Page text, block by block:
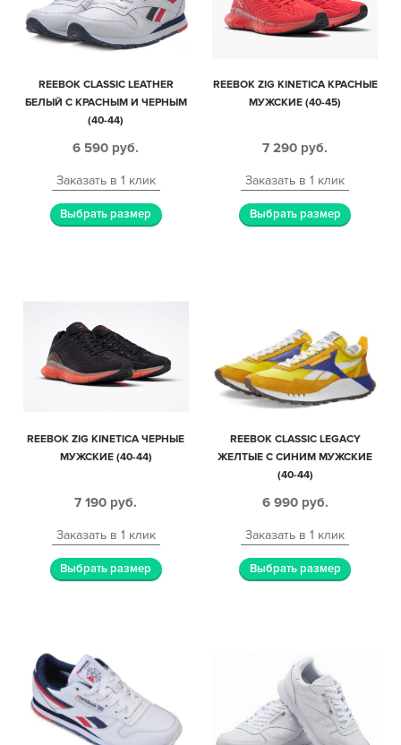
REEBOK CLASSIC LEATHER
БЕЛЫЙ С КРАСНЫМ И ЧЕРНЫМ
(40-44)
6 590 руб.
Заказать в 1 клик
Выбрать размер
REEBOK ZIG KINETICA КРАСНЫЕ
МУЖСКИЕ (40-45)
7 290 руб.
Заказать в 1 клик
Выбрать размер
REEBOK ZIG KINETICA ЧЕРНЫЕ
МУЖСКИЕ (40-44)
7 190 руб.
Заказать в 1 клик
Выбрать размер
REEBOK CLASSIC LEGACY
ЖЕЛТЫЕ С СИНИМ МУЖСКИЕ
(40-44)
6 990 руб.
Заказать в 1 клик
Выбрать размер